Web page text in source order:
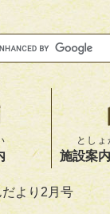
としょ
施設案
より2月号